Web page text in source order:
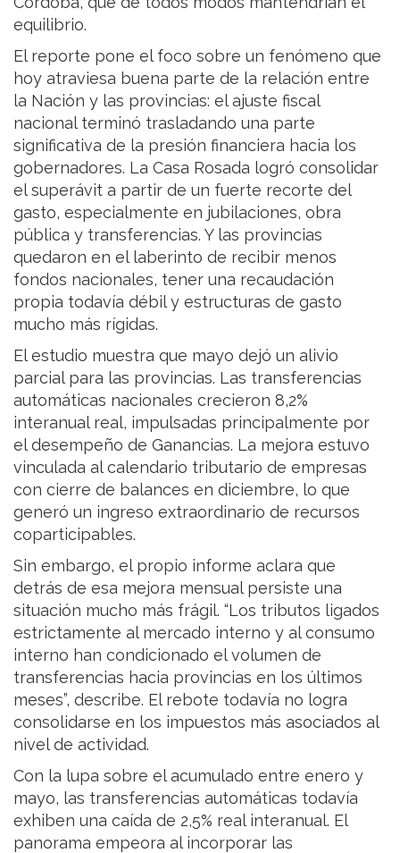
equilibrio.
El reporte pone el foco sobre un fenómeno que
hoy atraviesa buena parte de la relación entre
la Nación y las provincias: el ajuste fiscal
nacional terminó trasladando una parte
significativa de la presión financiera hacia los
gobernadores. La Casa Rosada logró consolidar
el superávit a partir de un fuerte recorte del
gasto, especialmente en jubilaciones, obra
pública y transferencias. Y las provincias
quedaron en el laberinto de recibir menos
fondos nacionales, tener una recaudación
propia todavía débil y estructuras de gasto
mucho más rígidas.
El estudio muestra que mayo dejó un alivio
parcial para las provincias. Las transferencias
automáticas nacionales crecieron 8,2%
interanual real, impulsadas principalmente por
el desempeño de Ganancias. La mejora estuvo
vinculada al calendario tributario de empresas
con cierre de balances en diciembre, lo que
generó un ingreso extraordinario de recursos
coparticipables.
Sin embargo, el propio informe aclara que
detrás de esa mejora mensual persiste una
situación mucho más frágil. “Los tributos ligados
estrictamente al mercado interno y al consumo
interno han condicionado el volumen de
transferencias hacia provincias en los últimos
meses”, describe. El rebote todavía no logra
consolidarse en los impuestos más asociados al
nivel de actividad.
Con la lupa sobre el acumulado entre enero y
mayo, las transferencias automáticas todavía
exhiben una caída de 2,5% real interanual. El
panorama empeora al incorporar las